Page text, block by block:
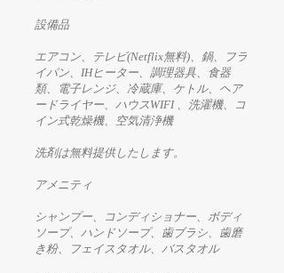
設備品
エアコン、テレビ(Netflix無料)、鍋、フラ
イパン、IHヒーター、調理器具、食器
類、電子レンジ、冷蔵庫、ケトル、ヘア
ードライヤー、ハウスWIFI 、洗濯機、コ
イン式乾燥機、空気清浄機
洗剤は無料提供したします。
アメニティ
シャンプー、コンディショナー、ボディ
ソープ、ハンドソープ、歯ブラシ、歯磨
き粉、フェイスタオル、バスタオル